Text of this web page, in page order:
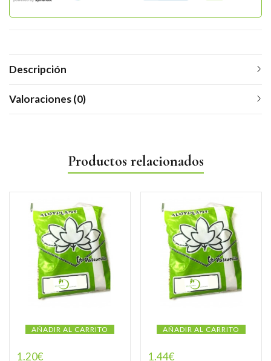
Descripción
Valoraciones (0)
Productos relacionados
AÑADIR AL CARRITO
1.20€
AÑADIR AL CARRITO
1.44€